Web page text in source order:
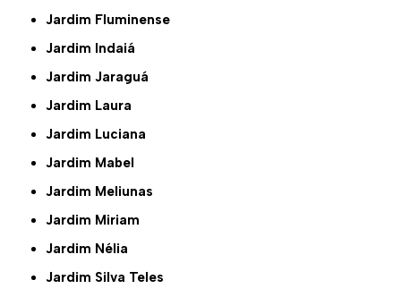
Jardim Fluminense
Jardim Indaiá
Jardim Jaraguá
Jardim Laura
Jardim Luciana
Jardim Mabel
Jardim Meliunas
Jardim Miriam
Jardim Nélia
Jardim Silva Teles